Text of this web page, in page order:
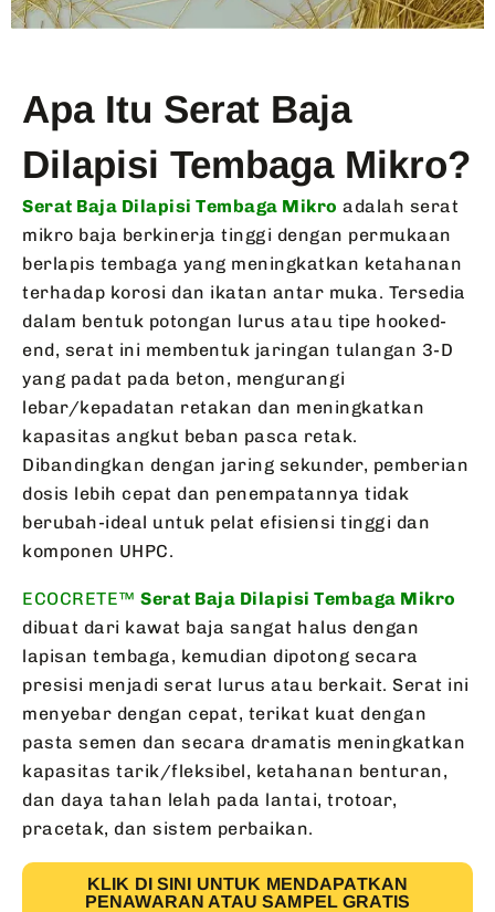
Apa Itu Serat Baja
Dilapisi Tembaga Mikro?
Serat Baja Dilapisi Tembaga Mikro adalah serat
mikro baja berkinerja tinggi dengan permukaan
berlapis tembaga yang meningkatkan ketahanan
terhadap korosi dan ikatan antar muka. Tersedia
dalam bentuk potongan lurus atau tipe hooked-
end, serat ini membentuk jaringan tulangan 3-D
yang padat pada beton, mengurangi
lebar/kepadatan retakan dan meningkatkan
kapasitas angkut beban pasca retak.
Dibandingkan dengan jaring sekunder, pemberian
dosis lebih cepat dan penempatannya tidak
berubah-ideal untuk pelat efisiensi tinggi dan
komponen UHPC.
ECOCRETE™ Serat Baja Dilapisi Tembaga Mikro
dibuat dari kawat baja sangat halus dengan
lapisan tembaga, kemudian dipotong secara
presisi menjadi serat lurus atau berkait. Serat ini
menyebar dengan cepat, terikat kuat dengan
pasta semen dan secara dramatis meningkatkan
kapasitas tarik/fleksibel, ketahanan benturan,
dan daya tahan lelah pada lantai, trotoar,
pracetak, dan sistem perbaikan.
KLIK DI SINI UNTUK MENDAPATKAN
PENAWARAN ATAU SAMPEL GRATIS